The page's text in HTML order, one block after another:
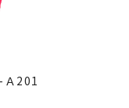
201